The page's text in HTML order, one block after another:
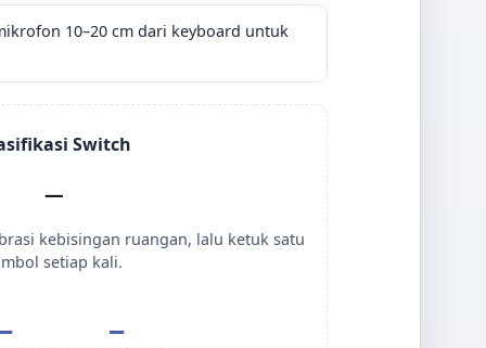
10–20 cm dari keyboard untuk
Switch
—
kebisingan ruangan, lalu ketuk satu
setiap kali.
—